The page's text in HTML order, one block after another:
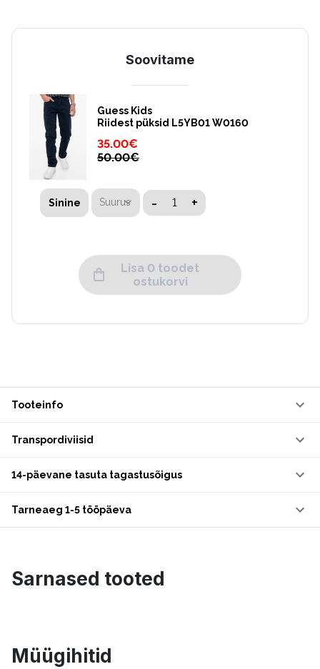
Soovitame
Guess Kids
Riidest püksid L5YB01 W0160
35.00€
50.00€
Sinine Suurus - +
Lisa 0 toodet
ostukorvi
Tooteinfo
Transpordiviisid
14-päevane tasuta tagastusõigus
Tarneaeg 1-5 tööpäeva
Sarnased tooted
Müügihitid